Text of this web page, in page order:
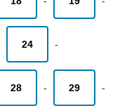
24 -
28 - 29 -